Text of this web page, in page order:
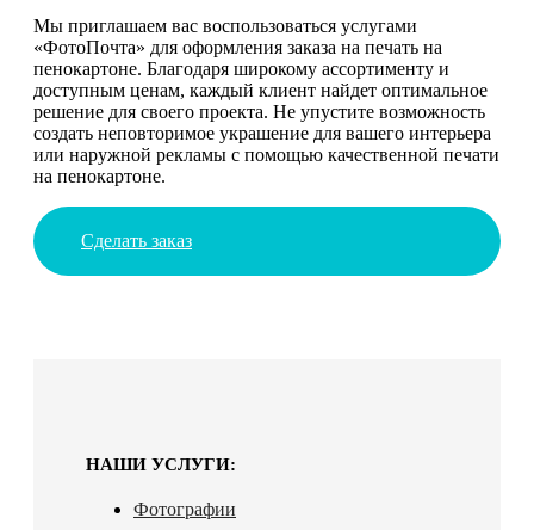
Мы приглашаем вас воспользоваться услугами
«ФотоПочта» для оформления заказа на печать на
пенокартоне. Благодаря широкому ассортименту и
доступным ценам, каждый клиент найдет оптимальное
решение для своего проекта. Не упустите возможность
создать неповторимое украшение для вашего интерьера
или наружной рекламы с помощью качественной печати
на пенокартоне.
Сделать заказ
НАШИ УСЛУГИ:
Фотографии